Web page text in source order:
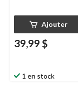
Ajouter
39,99 $
1 en stock